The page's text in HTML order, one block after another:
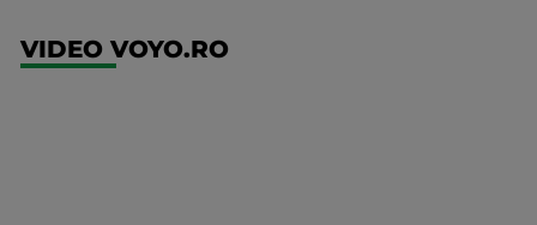
VIDEO VOYO.RO